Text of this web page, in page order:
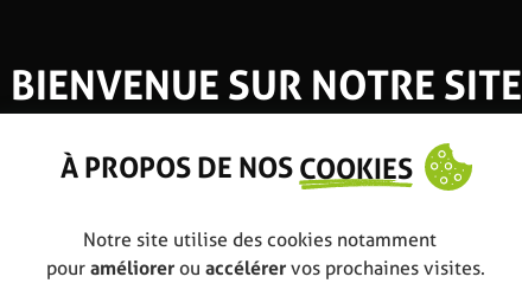
BIENVENUE SUR NOTRE SITE
À PROPOS DE NOS COOKIES
Notre site utilise des cookies notamment
pour améliorer ou accélérer vos prochaines visites.